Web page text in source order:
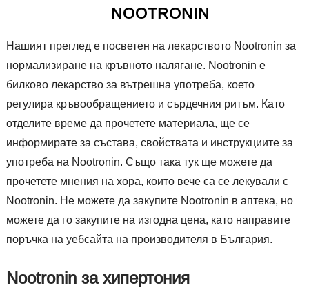
NOOTRONIN
Нашият преглед е посветен на лекарството Nootronin за
нормализиране на кръвното налягане. Nootronin е
билково лекарство за вътрешна употреба, което
регулира кръвообращението и сърдечния ритъм. Като
отделите време да прочетете материала, ще се
информирате за състава, свойствата и инструкциите за
употреба на Nootronin. Също така тук ще можете да
прочетете мнения на хора, които вече са се лекували с
Nootronin. Не можете да закупите Nootronin в аптека, но
можете да го закупите на изгодна цена, като направите
поръчка на уебсайта на производителя в България.
Nootronin за хипертония